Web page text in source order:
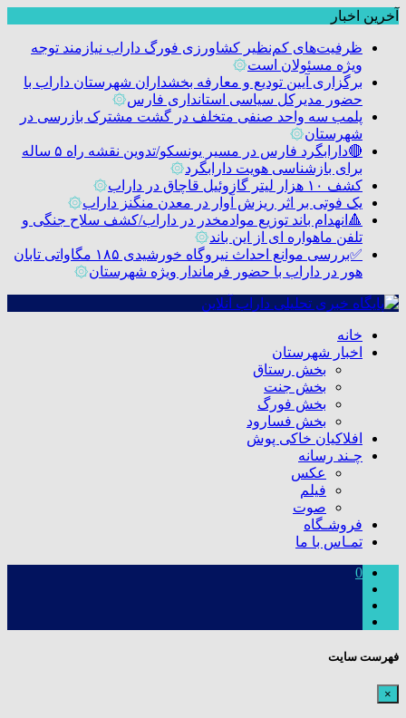
آخرین اخبار
ظرفیت‌های کم‌نظیر کشاورزی فورگ داراب نیازمند توجه
ویژه مسئولان است۞
برگزاری آیین تودیع و معارفه بخشداران شهرستان داراب با
حضور مدیرکل سیاسی استانداری فارس۞
پلمب سه واحد صنفی متخلف در گشت مشترک بازرسی در
شهرستان۞
🔴دارابگرد فارس در مسیر یونسکو/تدوین نقشه راه ۵ ساله
برای بازشناسی هویت دارابگرد۞
کشف ۱۰ هزار لیتر گازوئیل قاچاق در داراب
۞
یک فوتی بر اثر ریزش آوار در معدن منگنز داراب۞
🔺انهدام باند توزیع موادمخدر در داراب/کشف سلاح جنگی و
تلفن ماهواره ای از این باند۞
✅بررسی موانع احداث نیروگاه خورشیدی ۱۸۵ مگاواتی تابان
هور در داراب با حضور فرماندار ویژه شهرستان۞
خانه
اخبار شهرستان
بخش رستاق
بخش جنت
بخش فورگ
بخش فسارود
افلاکیان خاکی پوش
چـند رسانه
عکس
فیلم
صوت
فروشـگاه
تمـاس با ما
0
فهرست سایت
×